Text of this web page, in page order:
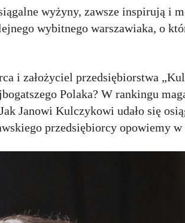
wyżyny, zawsze inspirują i
wybitnego warszawiaka, o
i założyciel przedsiębiorstwa
Polaka? W rankingu
Janowi Kulczykowi udało się
przedsiębiorcy opowiemy